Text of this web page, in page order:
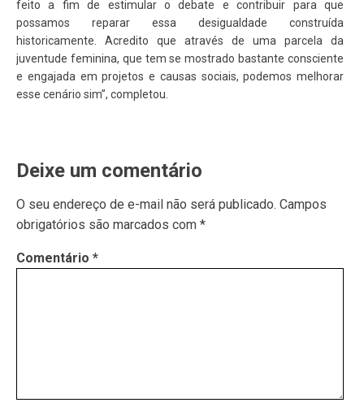
feito a fim de estimular o debate e contribuir para que
possamos reparar essa desigualdade construída
historicamente. Acredito que através de uma parcela da
juventude feminina, que tem se mostrado bastante consciente
e engajada em projetos e causas sociais, podemos melhorar
esse cenário sim”, completou.
Deixe um comentário
O seu endereço de e-mail não será publicado. Campos
obrigatórios são marcados com *
Comentário *